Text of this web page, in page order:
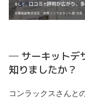
─ サーキットデ
知りましたか？
コンラックスさんと